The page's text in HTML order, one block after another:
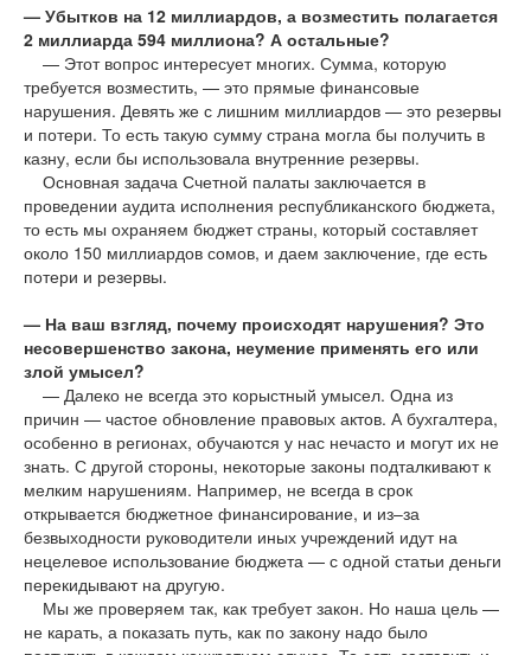
— Убытков на 12 миллиардов, а возместить полагается
2 миллиарда 594 миллиона? А остальные?
— Этот вопрос интересует многих. Сумма, которую
требуется возместить, — это прямые финансовые
нарушения. Девять же с лишним миллиардов — это резервы
и потери. То есть такую сумму страна могла бы получить в
казну, если бы использовала внутренние резервы.
Основная задача Счетной палаты заключается в
проведении аудита исполнения республиканского бюджета,
то есть мы охраняем бюджет страны, который составляет
около 150 миллиардов сомов, и даем заключение, где есть
потери и резервы.
— На ваш взгляд, почему происходят нарушения? Это
несовершенство закона, неумение применять его или
злой умысел?
— Далеко не всегда это корыстный умысел. Одна из
причин — частое обновление правовых актов. А бухгалтера,
особенно в регионах, обучаются у нас нечасто и могут их не
знать. С другой стороны, некоторые законы подталкивают к
мелким нарушениям. Например, не всегда в срок
открывается бюджетное финансирование, и из–за
безвыходности руководители иных учреждений идут на
нецелевое использование бюджета — с одной статьи деньги
перекидывают на другую.
Мы же проверяем так, как требует закон. Но наша цель —
не карать, а показать путь, как по закону надо было